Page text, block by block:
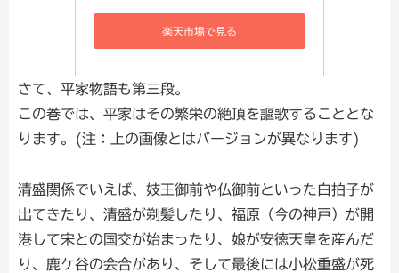
楽天市場で見る
さて、平家物語も第三段。
この巻では、平家はその繁栄の絶頂を謳歌することとな
ります。(注：上の画像とはバージョンが異なります)
清盛関係でいえば、妓王御前や仏御前といった白拍子が
出てきたり、清盛が剃髪したり、福原（今の神戸）が開
港して宋との国交が始まったり、娘が安徳天皇を産んだ
り、鹿ケ谷の会合があり、そして最後には小松重盛が死